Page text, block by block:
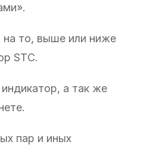
на то, выше или ниже
STС.
а так же
пар и иных